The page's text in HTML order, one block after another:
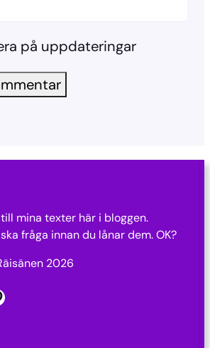
på uppdateringar
mina texter här i bloggen.
fråga innan du lånar dem. OK?
2026